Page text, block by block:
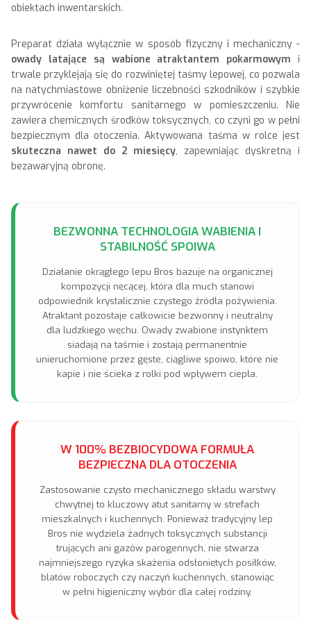
obiektach inwentarskich.
Preparat działa wyłącznie w sposób fizyczny i mechaniczny -
owady latające są wabione atraktantem pokarmowym i
trwale przyklejają się do rozwiniętej taśmy lepowej, co pozwala
na natychmiastowe obniżenie liczebności szkodników i szybkie
przywrócenie komfortu sanitarnego w pomieszczeniu. Nie
zawiera chemicznych środków toksycznych, co czyni go w pełni
bezpiecznym dla otoczenia. Aktywowana taśma w rolce jest
skuteczna nawet do 2 miesięcy, zapewniając dyskretną i
bezawaryjną obronę.
BEZWONNA TECHNOLOGIA WABIENIA I
STABILNOŚĆ SPOIWA
Działanie okrągłego lepu Bros bazuje na organicznej
kompozycji nęcącej, która dla much stanowi
odpowiednik krystalicznie czystego źródła pożywienia.
Atraktant pozostaje całkowicie bezwonny i neutralny
dla ludzkiego węchu. Owady zwabione instynktem
siadają na taśmie i zostają permanentnie
unieruchomione przez gęste, ciągliwe spoiwo, które nie
kapie i nie ścieka z rolki pod wpływem ciepła.
W 100% BEZBIOCYDOWA FORMUŁA
BEZPIECZNA DLA OTOCZENIA
Zastosowanie czysto mechanicznego składu warstwy
chwytnej to kluczowy atut sanitarny w strefach
mieszkalnych i kuchennych. Ponieważ tradycyjny lep
Bros nie wydziela żadnych toksycznych substancji
trujących ani gazów parogennych, nie stwarza
najmniejszego ryzyka skażenia odsłoniętych posiłków,
blatów roboczych czy naczyń kuchennych, stanowiąc
w pełni higieniczny wybór dla całej rodziny.